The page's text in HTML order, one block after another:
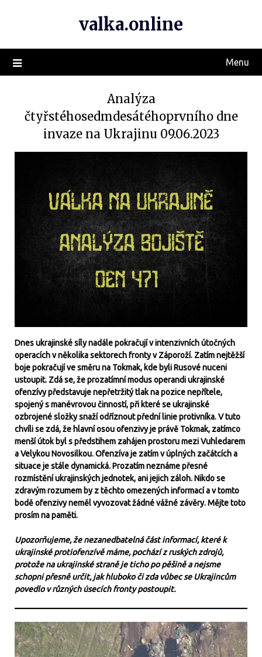
valka.online
Menu
Analýza
čtyřstéhosedmdesátéhoprvního dne
invaze na Ukrajinu 09.06.2023
Dnes ukrajinské síly nadále pokračují v intenzivních útočných
operacích v několika sektorech fronty v Záporoží. Zatím nejtěžší
boje pokračují ve směru na Tokmak, kde byli Rusové nuceni
ustoupit. Zdá se, že prozatímní modus operandi ukrajinské
ofenzívy představuje nepřetržitý tlak na pozice nepřítele,
spojený s manévrovou činností, při které se ukrajinské
ozbrojené složky snaží odříznout přední linie protivníka. V tuto
chvíli se zdá, že hlavní osou ofenzivy je právě Tokmak, zatímco
menší útok byl s předstihem zahájen prostoru mezi Vuhledarem
a Velykou Novosilkou. Ofenzíva je zatím v úplných začátcích a
situace je stále dynamická. Prozatím neznáme přesné
rozmístění ukrajinských jednotek, ani jejich záloh. Nikdo se
zdravým rozumem by z těchto omezených informací a v tomto
bodě ofenzivy neměl vyvozovat žádné vážné závěry. Mějte toto
prosím na paměti.
Upozorňujeme, že nezanedbatelná část informací, které k
ukrajinské protiofenzívě máme, pochází z ruských zdrojů,
protože na ukrajinské straně je ticho po pěšině a nejsme
schopni přesně určit, jak hluboko či zda vůbec se Ukrajincům
povedlo v různých úsecích fronty postoupit.